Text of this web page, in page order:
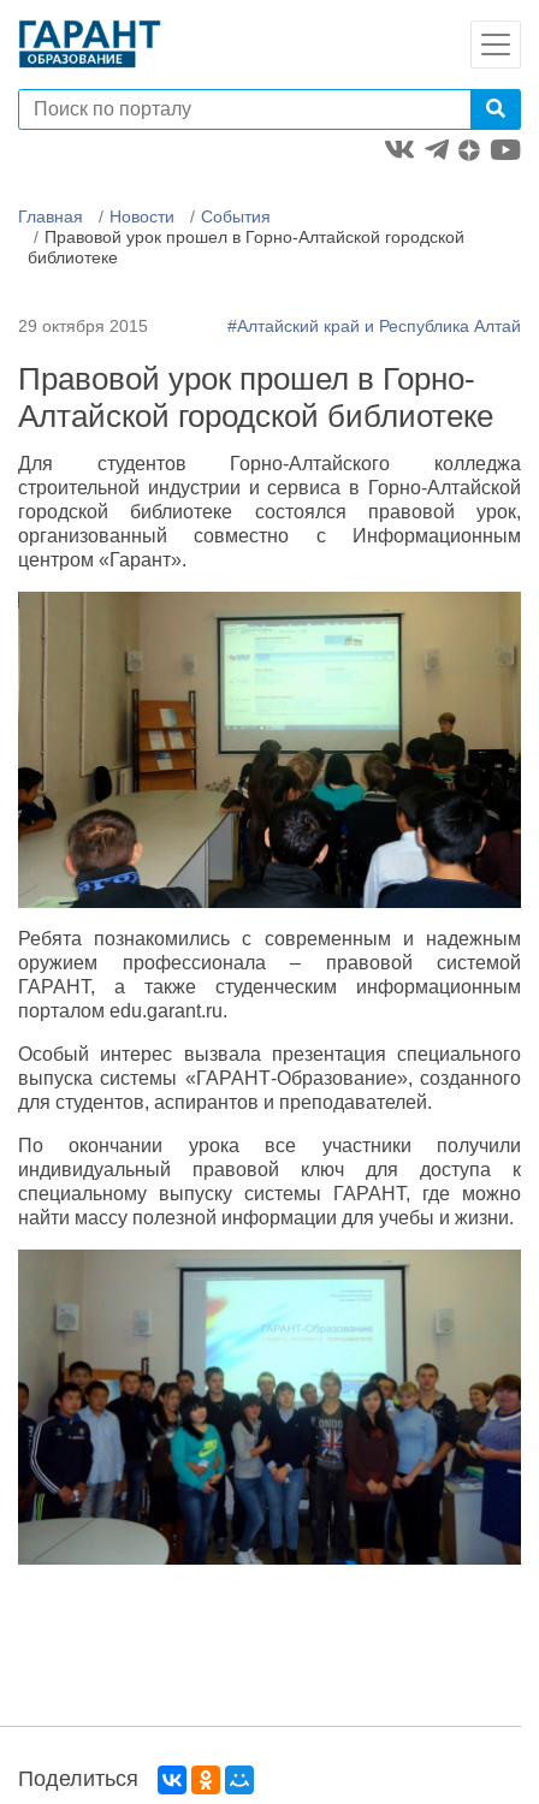
Главная Новости
События
Правовой урок прошел в Горно-Алтайской городской
библиотеке
29 октября 2015 #Алтайский край и Республика Алтай
Правовой урок прошел в Горно-
Алтайской городской библиотеке
Для студентов Горно-Алтайского колледжа
строительной индустрии и сервиса в Горно-Алтайской
городской библиотеке состоялся правовой урок,
организованный совместно с Информационным
центром «Гарант».
Ребята познакомились с современным и надежным
оружием профессионала – правовой системой
ГАРАНТ, а также студенческим информационным
порталом edu.garant.ru.
Особый интерес вызвала презентация специального
выпуска системы «ГАРАНТ-Образование», созданного
для студентов, аспирантов и преподавателей.
По окончании урока все участники получили
индивидуальный правовой ключ для доступа к
специальному выпуску системы ГАРАНТ, где можно
найти массу полезной информации для учебы и жизни.
Поделиться